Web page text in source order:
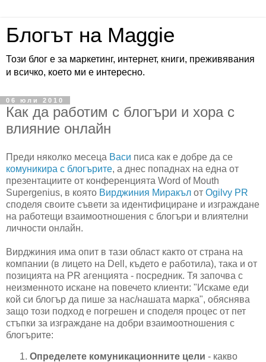
Блогът на Maggie
Този блог е за маркетинг, интернет, книги, преживявания
и всичко, което ми е интересно.
06 юли 2010
Как да работим с блогъри и хора с
влияние онлайн
Преди няколко месеца Васи писа как е добре да се
комуникира с блогърите, а днес попаднах на една от
презентациите от конференцията Word of Mouth
Supergenius, в която Вирджиния Миракъл от Ogilvy PR
споделя своите съвети за идентифициране и изграждане
на работещи взаимоотношения с блогъри и влиятелни
личности онлайн.
Вирджиния има опит в тази област както от страна на
компании (в лицето на Dell, където е работила), така и от
позицията на PR агенцията - посредник. Тя започва с
неизменното искане на повечето клиенти: "Искаме еди
кой си блогър да пише за нас/нашата марка", обяснява
защо този подход е погрешен и споделя процес от пет
стъпки за изграждане на добри взаимоотношения с
блогърите:
Определете комуникационните цели - какво